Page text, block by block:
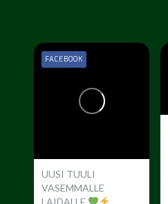
UUSI TUULI
VASEMMALLE
LAIDALLE
FACEBOOK